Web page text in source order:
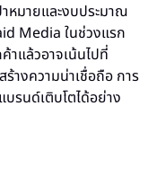
หมายและงบประมาณ
Media ในช่วงแรก
แล้วอาจเน้นไปที่
างความน่าเชื่อถือ การ
รนด์เติบโตได้อย่าง